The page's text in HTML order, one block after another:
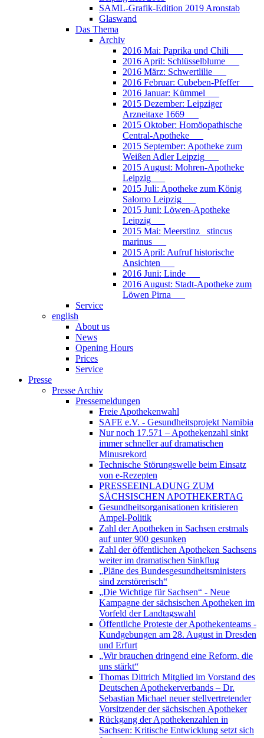
SAML-Grafik-Edition 2019 Aronstab
Glaswand
Das Thema
Archiv
2016 Mai: Paprika und Chili___
2016 April: Schlüsselblume___
2016 März: Schwertlilie___
2016 Februar: Cubeben-Pfeffer___
2016 Januar: Kümmel___
2015 Dezember: Leipziger
Arzneitaxe 1669___
2015 Oktober: Homöopathische
Central-Apotheke___
2015 September: Apotheke zum
Weißen Adler Leipzig___
2015 August: Mohren-Apotheke
Leipzig___
2015 Juli: Apotheke zum König
Salomo Leipzig___
2015 Juni: Löwen-Apotheke
Leipzig___
2015 Mai: Meerstinz_ stincus
marinus___
2015 April: Aufruf historische
Ansichten___
2016 Juni: Linde___
2016 August: Stadt-Apotheke zum
Löwen Pirna___
Service
english
About us
News
Opening Hours
Prices
Service
Presse
Presse Archiv
Pressemeldungen
Freie Apothekenwahl
SAFE e.V. - Gesundheitsprojekt Namibia
Nur noch 17.571 – Apothekenzahl sinkt
immer schneller auf dramatischen
Minusrekord
Technische Störungswelle beim Einsatz
von e-Rezepten
PRESSEEINLADUNG ZUM
SÄCHSISCHEN APOTHEKERTAG
Gesundheitsorganisationen kritisieren
Ampel-Politik
Zahl der Apotheken in Sachsen erstmals
auf unter 900 gesunken
Zahl der öffentlichen Apotheken Sachsens
weiter im dramatischen Sinkflug
„Pläne des Bundesgesundheitsministers
sind zerstörerisch“
„Die Wichtige für Sachsen“ - Neue
Kampagne der sächsischen Apotheken im
Vorfeld der Landtagswahl
Öffentliche Proteste der Apothekenteams -
Kundgebungen am 28. August in Dresden
und Erfurt
„Wir brauchen dringend eine Reform, die
uns stärkt“
Thomas Dittrich Mitglied im Vorstand des
Deutschen Apothekerverbands – Dr.
Sebastian Michael neuer stellvertretender
Vorsitzender der sächsischen Apotheker
Rückgang der Apothekenzahlen in
Sachsen: Kritische Entwicklung setzt sich